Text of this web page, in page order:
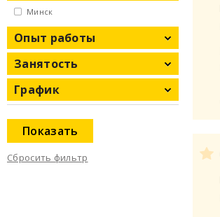
Минск
Опыт работы
Занятость
График
Показать
Сбросить фильтр